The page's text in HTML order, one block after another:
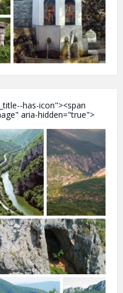
has-icon"><span
aria-hidden="true">